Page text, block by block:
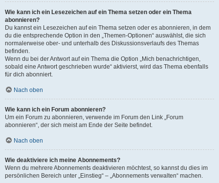
Wie kann ich ein Lesezeichen auf ein Thema setzen oder ein Thema
abonnieren?
Du kannst ein Lesezeichen auf ein Thema setzen oder es abonnieren, in dem
du die entsprechende Option in den „Themen-Optionen“ auswählst, die sich
normalerweise ober- und unterhalb des Diskussionsverlaufs des Themas
befinden.
Wenn du bei der Antwort auf ein Thema die Option „Mich benachrichtigen,
sobald eine Antwort geschrieben wurde“ aktivierst, wird das Thema ebenfalls
für dich abonniert.
Nach oben
Wie kann ich ein Forum abonnieren?
Um ein Forum zu abonnieren, verwende im Forum den Link „Forum
abonnieren“, der sich meist am Ende der Seite befindet.
Nach oben
Wie deaktiviere ich meine Abonnements?
Wenn du mehrere Abonnements deaktivieren möchtest, so kannst du dies im
persönlichen Bereich unter „Einstieg“ – „Abonnements verwalten“ machen.